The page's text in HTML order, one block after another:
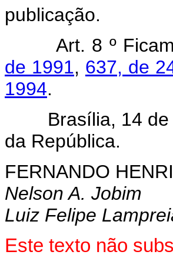
publicação.
Art. 8 º
de 1991, 637, de
1994.
Brasília, 14 de
da República.
FERNANDO
Nelson A. Jobim
Luiz Felipe
Este texto não